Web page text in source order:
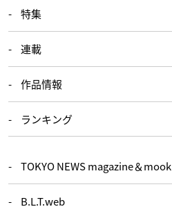
特集
連載
作品情報
ランキング
TOKYO NEWS magazine＆mook
B.L.T.web